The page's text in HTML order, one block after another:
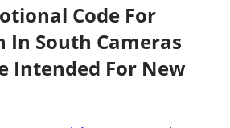
Code For
In South Cameras
Intended For New